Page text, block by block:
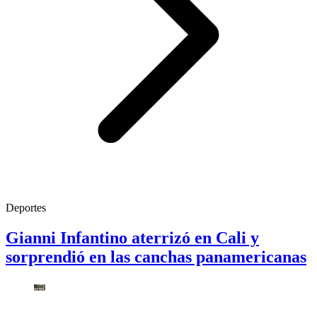
Deportes
Gianni Infantino aterrizó en Cali y
sorprendió en las canchas panamericanas